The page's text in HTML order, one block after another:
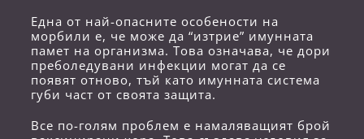
Една от най-опасните особености на
морбили е, че може да “изтрие” имунната
памет на организма. Това означава, че дори
преболедувани инфекции могат да се
появят отново, тъй като имунната система
губи част от своята защита.
Все по-голям проблем е намаляващият брой